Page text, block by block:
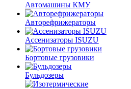
Автомашины КМУ
Авторефрижераторы
Ассенизаторы ISUZU
Бортовые грузовики
Бульдозеры